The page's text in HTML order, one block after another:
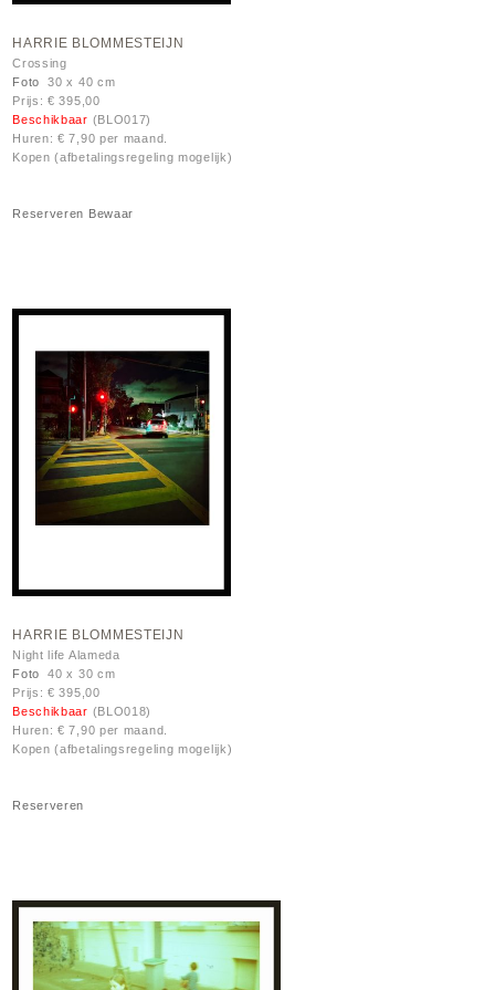
HARRIE BLOMMESTEIJN
Crossing
Foto 30 x 40 cm
Prijs: € 395,00
Beschikbaar (BLO017)
Huren: € 7,90 per maand.
Kopen (afbetalingsregeling mogelijk)
Reserveren Bewaar
HARRIE BLOMMESTEIJN
Night life Alameda
Foto 40 x 30 cm
Prijs: € 395,00
Beschikbaar (BLO018)
Huren: € 7,90 per maand.
Kopen (afbetalingsregeling mogelijk)
Reserveren